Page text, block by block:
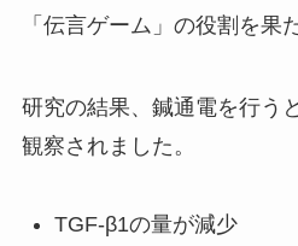
「伝言ゲーム」の役割を果
研究の結果、鍼通電を行う
観察されました。
TGF-β1の量が減少